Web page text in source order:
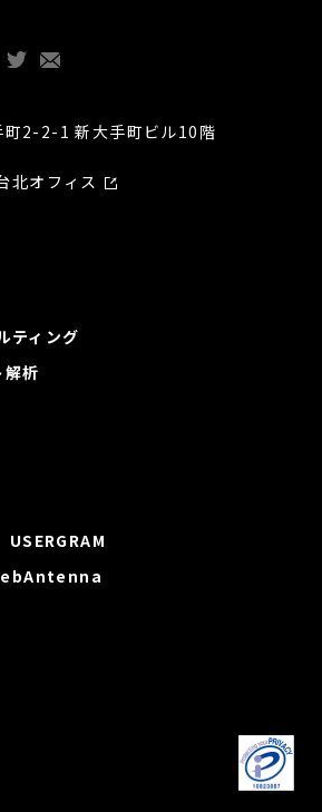
町2-2-1 新大手町ビル10階
北オフィス
ティング
解析